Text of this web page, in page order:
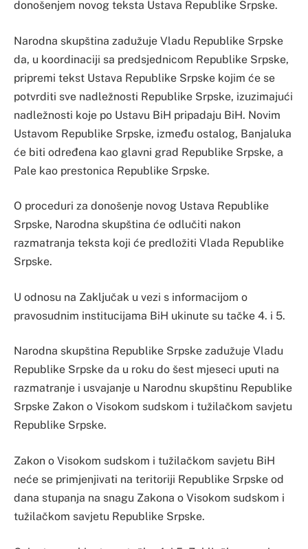
donošenjem novog teksta Ustava Republike Srpske.
Narodna skupština zadužuje Vladu Republike Srpske
da, u koordinaciji sa predsjednicom Republike Srpske,
pripremi tekst Ustava Republike Srpske kojim će se
potvrditi sve nadležnosti Republike Srpske, izuzimajući
nadležnosti koje po Ustavu BiH pripadaju BiH. Novim
Ustavom Republike Srpske, između ostalog, Banjaluka
će biti određena kao glavni grad Republike Srpske, a
Pale kao prestonica Republike Srpske.
O proceduri za donošenje novog Ustava Republike
Srpske, Narodna skupština će odlučiti nakon
razmatranja teksta koji će predložiti Vlada Republike
Srpske.
U odnosu na Zaključak u vezi s informacijom o
pravosudnim institucijama BiH ukinute su tačke 4. i 5.
Narodna skupština Republike Srpske zadužuje Vladu
Republike Srpske da u roku do šest mjeseci uputi na
razmatranje i usvajanje u Narodnu skupštinu Republike
Srpske Zakon o Visokom sudskom i tužilačkom savjetu
Republike Srpske.
Zakon o Visokom sudskom i tužilačkom savjetu BiH
neće se primjenjivati na teritoriji Republike Srpske od
dana stupanja na snagu Zakona o Visokom sudskom i
tužilačkom savjetu Republike Srpske.